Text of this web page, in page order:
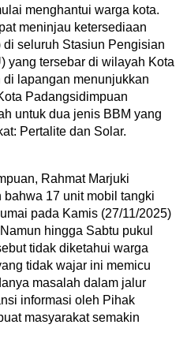
menghantui warga kota.
meninjau ketersediaan
seluruh Stasiun Pengisian
yang tersebar di wilayah Kota
lapangan menunjukkan
Padangsidimpuan
untuk dua jenis BBM yang
Pertalite dan Solar.
Rahmat Marjuki
bahwa 17 unit mobil tangki
pada Kamis (27/11/2025)
hingga Sabtu pukul
tidak diketahui warga
tidak wajar ini memicu
masalah dalam jalur
informasi oleh Pihak
masyarakat semakin